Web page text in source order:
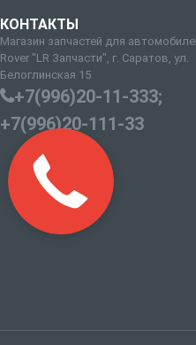
КОНТАКТЫ
Магазин запчастей для
Rover "LR Запчасти", г. Саратов, ул.
Белоглинская 15
+7(996)20-11-333;
+7(996)20-111-33